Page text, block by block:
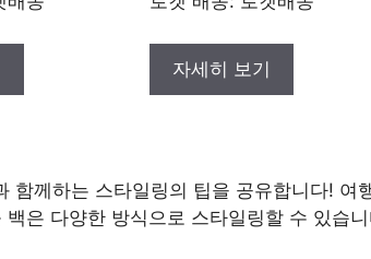
자세히 보기
함께하는 스타일링의 팁을 공유합니다! 여
백은 다양한 방식으로 스타일링할 수 있습